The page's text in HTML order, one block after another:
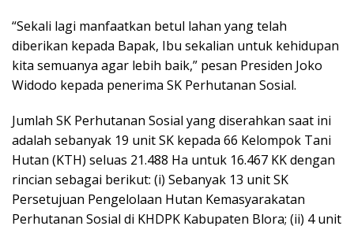
“Sekali lagi manfaatkan betul lahan yang telah
diberikan kepada Bapak, Ibu sekalian untuk kehidupan
kita semuanya agar lebih baik,” pesan Presiden Joko
Widodo kepada penerima SK Perhutanan Sosial.
Jumlah SK Perhutanan Sosial yang diserahkan saat ini
adalah sebanyak 19 unit SK kepada 66 Kelompok Tani
Hutan (KTH) seluas 21.488 Ha untuk 16.467 KK dengan
rincian sebagai berikut: (i) Sebanyak 13 unit SK
Persetujuan Pengelolaan Hutan Kemasyarakatan
Perhutanan Sosial di KHDPK Kabupaten Blora; (ii) 4 unit